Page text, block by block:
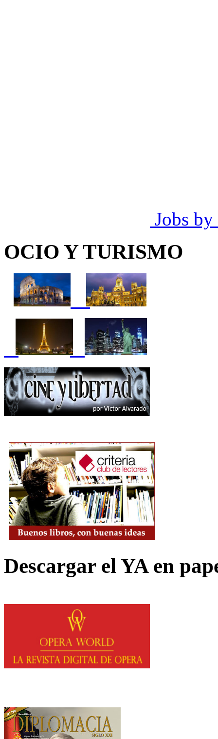
Jobs by
OCIO Y TURISMO
Descargar el YA en